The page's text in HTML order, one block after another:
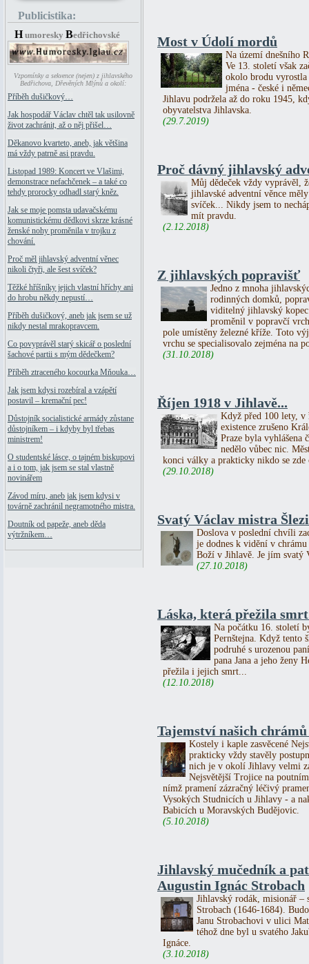
Publicistika:
H umoresky Bedřichovské
Vzpomínky a sekvence (nejen) z jihlavského
Bedřichova, Dřevěných Mlýnů a okolí:
Příběh dušičkový…
Jak hospodář Václav chtěl tak usilovně
život zachránit, až o něj přišel…
Děkanovo kvarteto, aneb, jak většina
má vždy patrně asi pravdu.
Listopad 1989: Koncert ve Vlašimi,
demonstrace nefachčenek – a také co
tehdy prorocky odhadl starý kněz.
Jak se moje pomsta udavačskému
komunistickému dědkovi skrze krásné
ženské nohy proměnila v trojku z
chování.
Proč měl jihlavský adventní věnec
nikoli čtyři, ale šest svíček?
Těžké hříšníky jejich vlastní hříchy ani
do hrobu někdy nepustí…
Příběh dušičkový, aneb jak jsem se už
nikdy nestal mrakopravcem.
Co povyprávěl starý skicář o poslední
šachové partii s mým dědečkem?
Příběh ztraceného kocourka Mňouka…
Jak jsem kdysi rozebíral a vzápětí
postavil – kremační pec!
Důstojník socialistické armády zůstane
důstojníkem – i kdyby byl třebas
ministrem!
O studentské lásce, o tajném biskupovi
a i o tom, jak jsem se stal vlastně
novinářem
Závod míru, aneb jak jsem kdysi v
továrně zachránil negramotného mistra.
Doutník od papeže, aneb děda
výtržníkem…
Most v Údolí mordů
Na území dnešního
Ve 13. století však
okolo brodu vyrostla
jména - české i
Jihlavu podržela až do roku 1945,
obyvatelstva Jihlavska.
(29.7.2019)
Proč dávný jihlavský
Můj dědeček vždy vyprávěl,
jihlavské adventní věnce
svíček... Nikdy jsem to
mít pravdu.
(2.12.2018)
Z jihlavských popravišť
Jedno z mnoha
rodinných domků,
viditelný jihlavský
proměnil v popravčí
pole umístěny železné kříže. Toto
vrchu se specialisovalo zejména na
(31.10.2018)
Říjen 1918 v Jihlavě...
Když před 100 lety,
existence zrušeno
Praze byla vyhlášena
nedělo vůbec nic.
konci války a prakticky nikdo se zde
(29.10.2018)
Svatý Václav mistra
Doslova v poslední chvíli
je dodnes k vidění v
Boží v Jihlavě. Je jím svatý
(27.10.2018)
Láska, která přežila
Na počátku 16. století
Pernštejna. Když tento
podruhé s urozenou
pana Jana a jeho ženy
přežila i jejich smrt...
(12.10.2018)
Tajemství našich
Kostely i kaple zasvěcené
prakticky vždy stavěly
nich je v okolí Jihlavy velmi
Nejsvětější Trojice na
nímž pramení zázračný léčivý
Vysokých Studnicích u Jihlavy - a
Babicích u Moravských Budějovic.
(5.10.2018)
Jihlavský mučedník a
Augustin Ignác Strobach
Jihlavský rodák, misionář –
Strobach (1646-1684).
Janu Strobachovi v ulici
téhož dne byl u svatého
Ignáce.
(3.10.2018)